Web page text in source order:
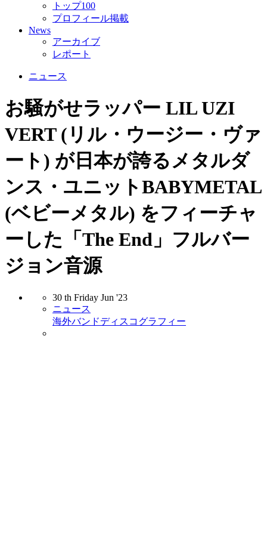
トップ100
プロフィール掲載
News
アーカイブ
レポート
ニュース
お騒がせラッパー LIL UZI
VERT (リル・ウージー・ヴァ
ート) が日本が誇るメタルダ
ンス・ユニットBABYMETAL
(ベビーメタル) をフィーチャ
ーした「The End」フルバー
ジョン音源
30 th Friday Jun '23
ニュース
海外バンドディスコグラフィー